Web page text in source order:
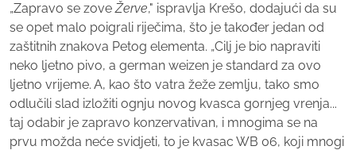
„Zapravo se zoveŽerve," ispravlja Krešo, dodajući da su
se opet malo poigrali riječima, što je također jedan od
zaštitnih znakova Petog elementa. „Cilj je bio napraviti
neko ljetno pivo, a german weizen je standard za ovo
ljetno vrijeme. A, kao što vatra žeže zemlju, tako smo
odlučili slad izložiti ognju novog kvasca gornjeg vrenja...
taj odabir je zapravo konzervativan, i mnogima se na
prvu možda neće svidjeti, to je kvasac WB 06, koji mnogi